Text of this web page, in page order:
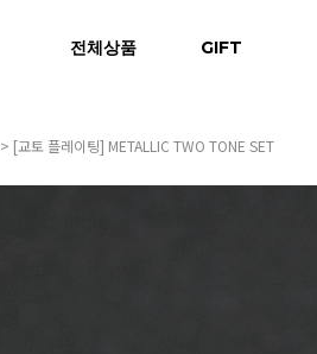
전체상품 GIFT
> [교토 플레이팅] METALLIC TWO TONE SET